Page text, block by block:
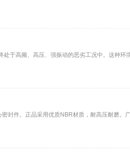
于高频、高压、强振动的恶劣工况中。这种
封件。正品采用优质NBR材质，耐高压耐磨。